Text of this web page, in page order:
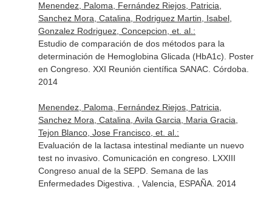
Menendez, Paloma, Fernández Riejos, Patricia,
Sanchez Mora, Catalina, Rodriguez Martin, Isabel,
Gonzalez Rodriguez, Concepcion, et. al.:
Estudio de comparación de dos métodos para la
determinación de Hemoglobina Glicada (HbA1c). Poster
en Congreso. XXI Reunión científica SANAC. Córdoba.
2014
Menendez, Paloma, Fernández Riejos, Patricia,
Sanchez Mora, Catalina, Avila Garcia, Maria Gracia,
Tejon Blanco, Jose Francisco, et. al.:
Evaluación de la lactasa intestinal mediante un nuevo
test no invasivo. Comunicación en congreso. LXXIII
Congreso anual de la SEPD. Semana de las
Enfermedades Digestiva. , Valencia, ESPAÑA. 2014